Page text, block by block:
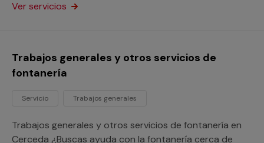
punto de la provincia de A Coruña. Aprovecha los
Ver servicios
Trabajos generales y otros servicios de
fontanería
Servicio Trabajos generales
Trabajos generales y otros servicios de fontanería en
Cerceda ¿Buscas ayuda con la fontanería cerca de